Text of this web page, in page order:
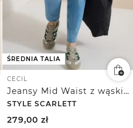
ŚREDNIA TALIA
CECIL
Jeansy Mid Waist z wąskimi nogawkami w stylu Casual Fit
STYLE SCARLETT
279,00 zł